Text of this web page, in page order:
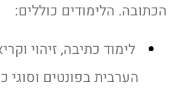
הכתובה. הלימודים כוללים:
לימוד כתיבה, זיהוי
הערבית בפונטים וסוגי